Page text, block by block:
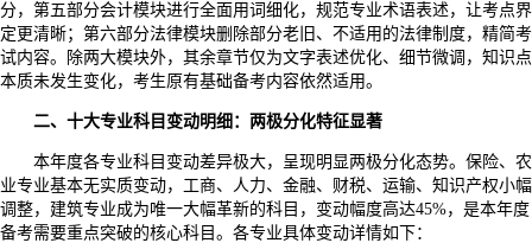
分，第五部分会计模块进行全面用词细化，规范专业术语表述，让考点界
定更清晰；第六部分法律模块删除部分老旧、不适用的法律制度，精简考
试内容。除两大模块外，其余章节仅为文字表述优化、细节微调，知识点
本质未发生变化，考生原有基础备考内容依然适用。
二、十大专业科目变动明细：两极分化特征显著
本年度各专业科目变动差异极大，呈现明显两极分化态势。保险、农
业专业基本无实质变动，工商、人力、金融、财税、运输、知识产权小幅
调整，建筑专业成为唯一大幅革新的科目，变动幅度高达45%，是本年度
备考需要重点突破的核心科目。各专业具体变动详情如下：